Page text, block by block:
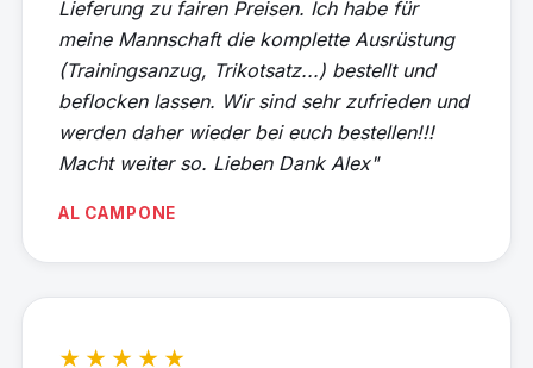
Lieferung zu fairen Preisen. Ich habe für
meine Mannschaft die komplette Ausrüstung
(Trainingsanzug, Trikotsatz...) bestellt und
beflocken lassen. Wir sind sehr zufrieden und
werden daher wieder bei euch bestellen!!!
Macht weiter so. Lieben Dank Alex"
AL CAMPONE
★★★★★